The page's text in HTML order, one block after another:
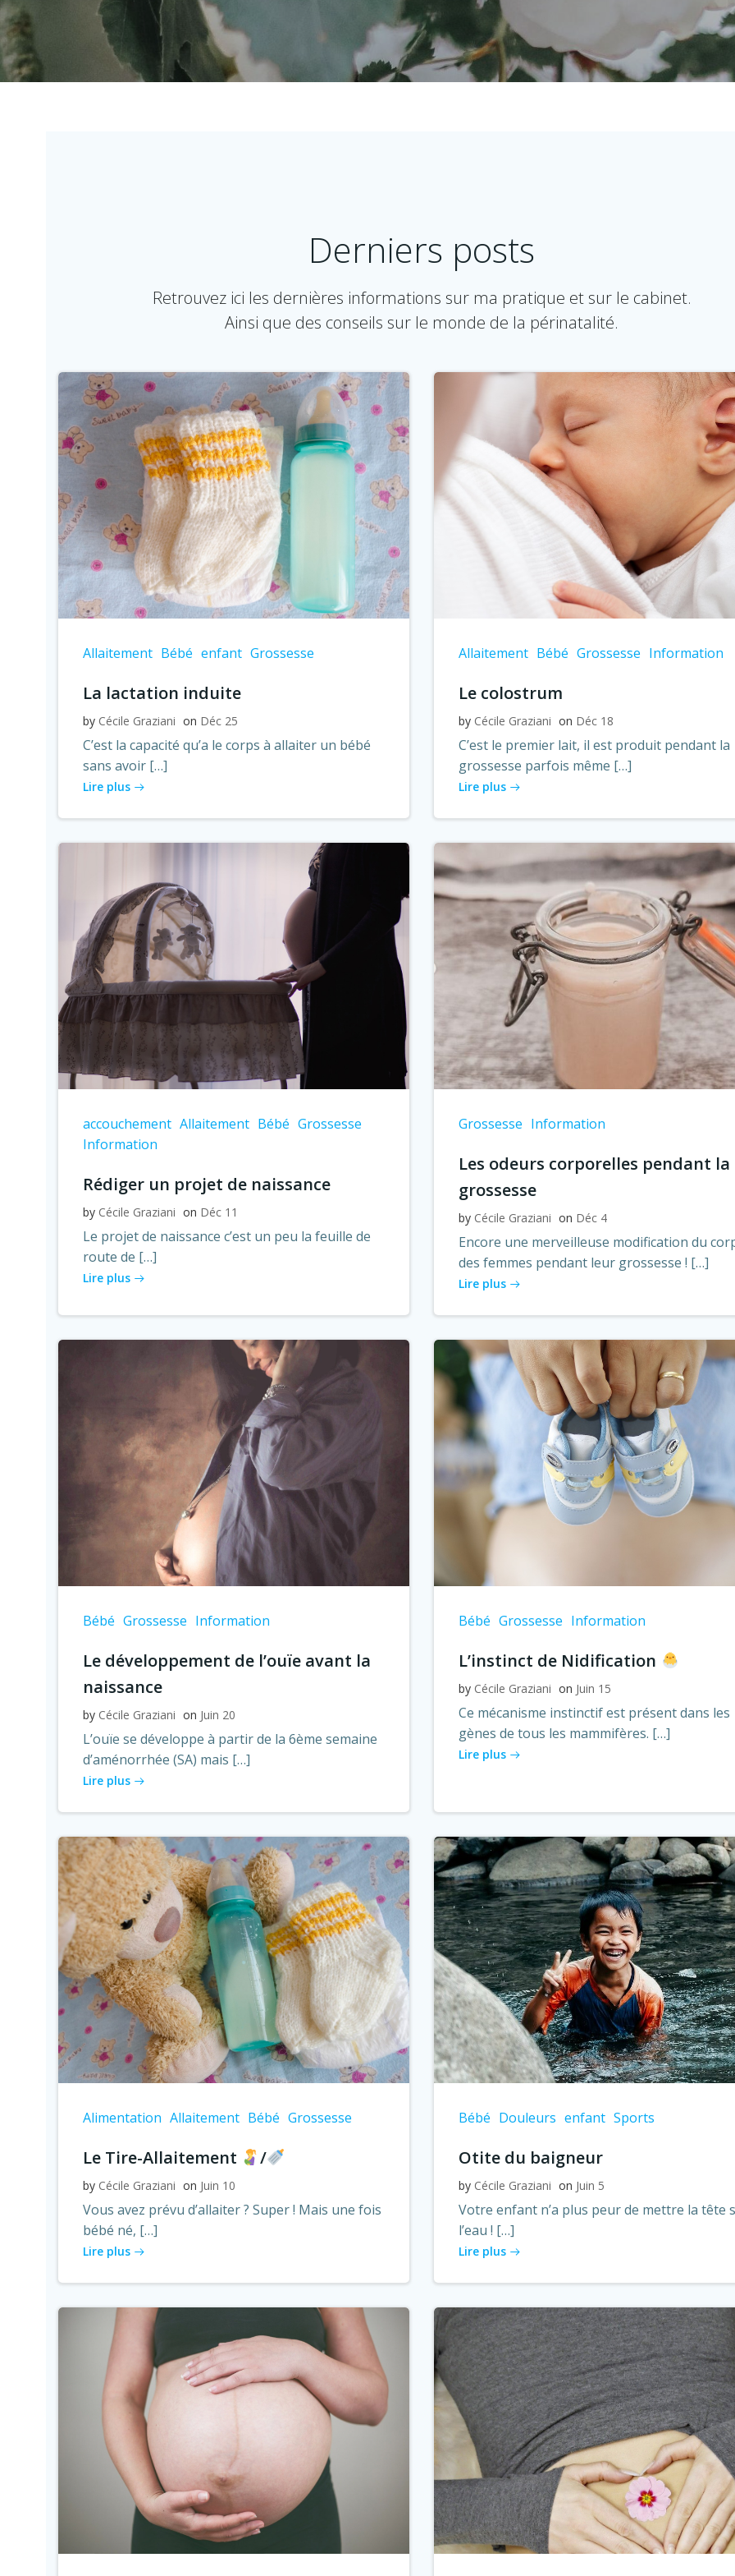
Derniers posts
Retrouvez ici les dernières informations sur ma pratique et sur le cabinet.
Ainsi que des conseils sur le monde de la périnatalité.
Allaitement Bébé enfant Grossesse
La lactation induite
by Cécile Graziani on Déc 25
C’est la capacité qu’a le corps à allaiter un bébé
sans avoir […]
Lire plus
Allaitement Bébé Grossesse Information
Le colostrum
by Cécile Graziani on Déc 18
C’est le premier lait, il est produit pendant la
grossesse parfois même […]
Lire plus
accouchement Allaitement Bébé Grossesse
Information
Rédiger un projet de naissance
by Cécile Graziani on Déc 11
Le projet de naissance c’est un peu la feuille de
route de […]
Lire plus
Grossesse Information
Les odeurs corporelles pendant la
grossesse
by Cécile Graziani on Déc 4
Encore une merveilleuse modification du
des femmes pendant leur grossesse ! […]
Lire plus
Bébé Grossesse Information
Le développement de l’ouïe avant la
naissance
by Cécile Graziani on Juin 20
L’ouïe se développe à partir de la 6ème semaine
d’aménorrhée (SA) mais […]
Lire plus
Bébé Grossesse Information
L’instinct de Nidification
by Cécile Graziani on Juin 15
Ce mécanisme instinctif est présent dans les
gènes de tous les mammifères. […]
Lire plus
Alimentation Allaitement Bébé Grossesse
Le Tire-Allaitement /
by Cécile Graziani on Juin 10
Vous avez prévu d’allaiter ? Super ! Mais une fois
bébé né, […]
Lire plus
Bébé Douleurs enfant Sports
Otite du baigneur
by Cécile Graziani on Juin 5
Votre enfant n’a plus peur de mettre la tête
l’eau ! […]
Lire plus